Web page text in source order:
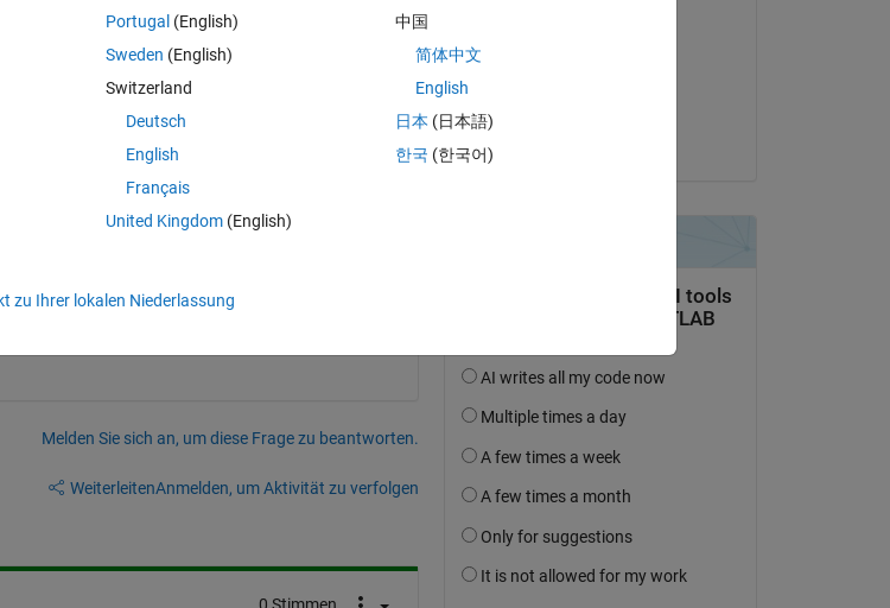
and I use a server system with the
long time for me.
Melden Sie sich an, um diese Frage zu beantworten.
WeiterleitenAnmelden, um Aktivität zu verfolgen
am 22 Jul. 2021
Akzeptiert:
Portugal (English)
Sweden (English)
Switzerland
Deutsch
English
Français
United Kingdom(English)
中国
简体中文
English
日本 (日本語)
한국 (한국어)
zu Ihrer lokalen Niederlassung